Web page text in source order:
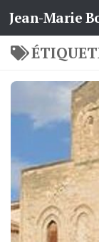
Skip to
Jean-Marie